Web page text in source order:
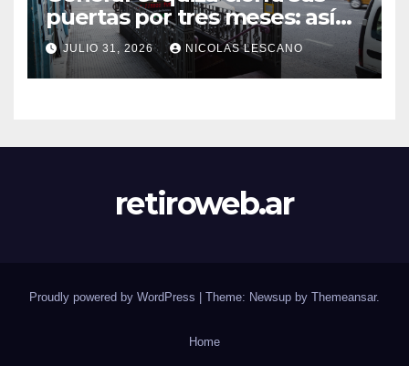
puertas por tres meses: así
será la renovación de la
histórica estación de la Línea
E
JULIO 31, 2026 NICOLAS LESCANO
retiroweb.ar
Proudly powered by WordPress Theme: Newsup by Themeansar.
Home